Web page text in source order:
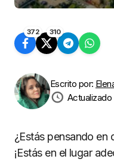
372 310
Escrito por:
Actualizado
¿Estás pensando en
¡Estás en el lugar